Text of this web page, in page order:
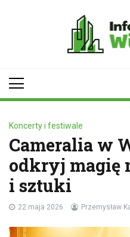
Koncerty i festiwale
Cameralia w
odkryj magię
i sztuki
22 maja 2026 Przemysław